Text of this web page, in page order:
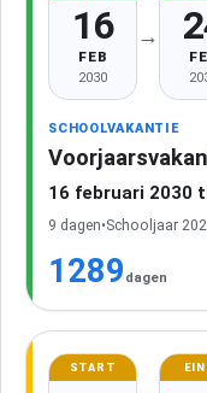
16
FEB
2030
→
SCHOOLVAKANTIE
16 februari 2030
9 dagen•Schooljaar
1289 dagen
START